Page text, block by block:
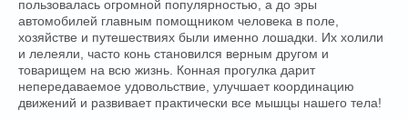
пользовалась огромной популярностью, а до эры
автомобилей главным помощником человека в поле,
хозяйстве и путешествиях были именно лошадки. Их холили
и лелеяли, часто конь становился верным другом и
товарищем на всю жизнь. Конная прогулка дарит
непередаваемое удовольствие, улучшает координацию
движений и развивает практически все мышцы нашего тела!